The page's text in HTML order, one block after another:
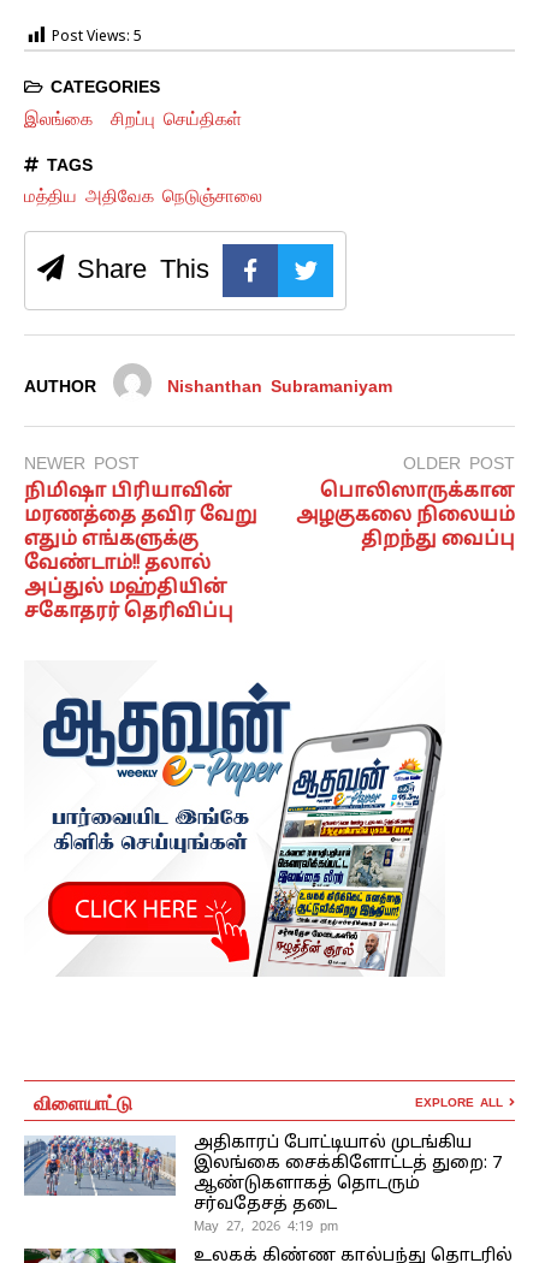
Post Views: 5
CATEGORIES
இலங்கை சிறப்பு செய்திகள்
TAGS
மத்திய அதிவேக நெடுஞ்சாலை
Share This
AUTHOR Nishanthan Subramaniyam
NEWER POST
நிமிஷா பிரியாவின்
மரணத்தை தவிர வேறு
எதும் எங்களுக்கு
வேண்டாம்!! தலால்
அப்துல் மஹ்தியின்
சகோதரர் தெரிவிப்பு
OLDER POST
பொலிஸாருக்கான
அழகுகலை நிலையம்
திறந்து வைப்பு
விளையாட்டு EXPLORE ALL
அதிகாரப் போட்டியால் முடங்கிய
இலங்கை சைக்கிளோட்டத் துறை: 7
ஆண்டுகளாகத் தொடரும்
சர்வதேசத் தடை
May 27, 2026 4:19 pm
உலகக் கிண்ண கால்பந்து தொடரில்